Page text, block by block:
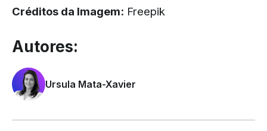
Créditos da Imagem: Freepik
Autores:
Ursula Mata-Xavier